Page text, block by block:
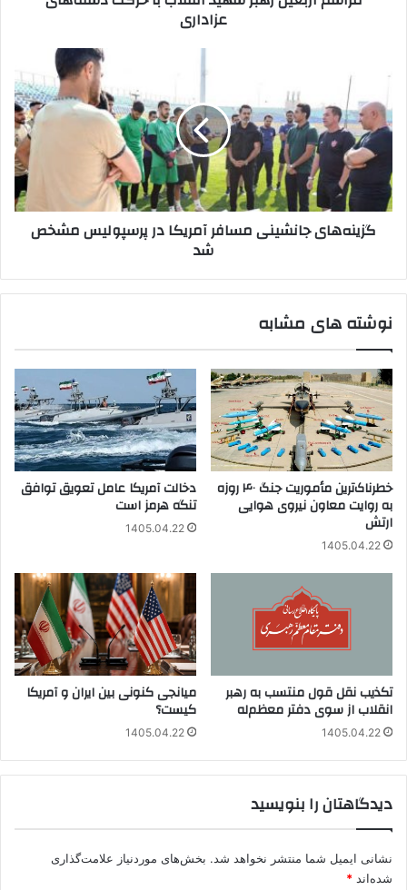
عزاداری
جانشینی
آمریکا
در
پرسپولیس
مشخص
شد
گزینه‌های جانشینی مسافر آمریکا در پرسپولیس مشخص
شد
نوشته های مشابه
خطرناک‌ترین مأموریت جنگ ۴۰ روزه
به روایت معاون نیروی هوایی
ارتش
1405.04.22
دخالت آمریکا عامل تعویق توافق
تنگه هرمز است
1405.04.22
تکذیب نقل قول منتسب به رهبر
انقلاب از سوی دفتر معظم‌له
1405.04.22
میانجی کنونی بین ایران و آمریکا
کیست؟
1405.04.22
دیدگاهتان را بنویسید
نشانی ایمیل شما منتشر نخواهد شد. بخش‌های موردنیاز علامت‌گذاری
شده‌اند *